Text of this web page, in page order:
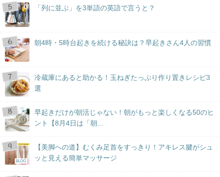
「列に並ぶ」を3単語の英語で言うと？
朝4時・5時台起きを続ける秘訣は？早起きさん4人の習慣
冷蔵庫にあると助かる！玉ねぎたっぷり作り置きレシピ3
選
早起きだけが朝活じゃない！朝がもっと楽しくなる50のヒ
ント【8月4日は「朝...
BLOG
【美脚への道】むくみ足首をすっきり！アキレス腱がシュ
ッと見える簡単マッサージ